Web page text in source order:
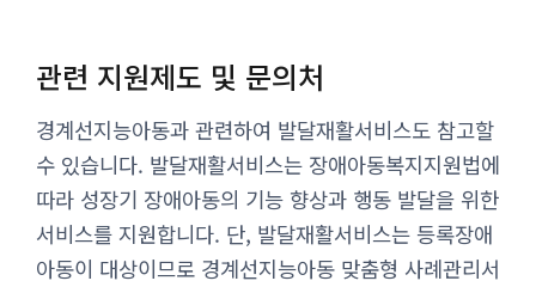
관련 지원제도 및 문의처
경계선지능아동과 관련하여 발달재활서비스도 참고할
수 있습니다. 발달재활서비스는 장애아동복지지원법에
따라 성장기 장애아동의 기능 향상과 행동 발달을 위한
서비스를 지원합니다. 단, 발달재활서비스는 등록장애
아동이 대상이므로 경계선지능아동 맞춤형 사례관리서